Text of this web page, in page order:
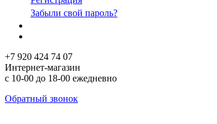
Забыли свой пароль?
+7 920 424 74 07
Интернет-магазин
с 10-00 до 18-00 ежедневно
Обратный звонок